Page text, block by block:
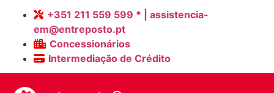
+351 211 559 599 * | assistencia-
em@entreposto.pt
Concessionários
Intermediação de Crédito
Tipo de
Equipamento:
Paletes Elétricos